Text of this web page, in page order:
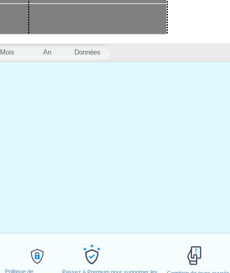
Politique de
Mois An Données